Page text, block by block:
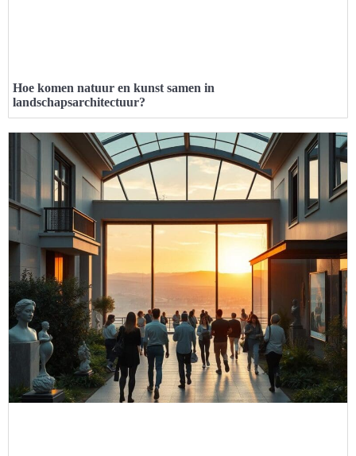
Hoe komen natuur en kunst samen in
landschapsarchitectuur?